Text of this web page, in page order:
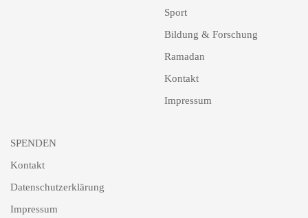
Sport
Bildung & Forschung
Ramadan
Kontakt
Impressum
SPENDEN
Kontakt
Datenschutzerklärung
Impressum